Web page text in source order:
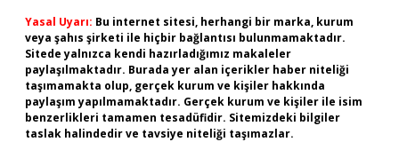
Yasal Uyarı: Bu internet sitesi, herhangi bir marka, kurum
veya şahıs şirketi ile hiçbir bağlantısı bulunmamaktadır.
Sitede yalnızca kendi hazırladığımız makaleler
paylaşılmaktadır. Burada yer alan içerikler haber niteliği
taşımamakta olup, gerçek kurum ve kişiler hakkında
paylaşım yapılmamaktadır. Gerçek kurum ve kişiler ile isim
benzerlikleri tamamen tesadüfidir. Sitemizdeki bilgiler
taslak halindedir ve tavsiye niteliği taşımazlar.